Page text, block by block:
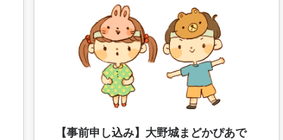
【事前申し込み】大野城まどかぴあで